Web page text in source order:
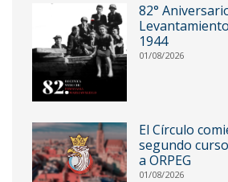
82°
1944
01/08/2026
El Círculo
segundo
a ORPEG
01/08/2026